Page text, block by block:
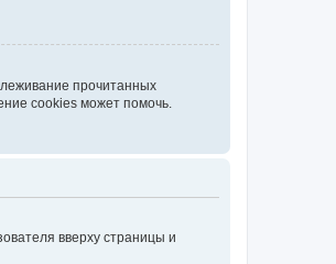
прочитанных
cookies может помочь.
вверху страницы и